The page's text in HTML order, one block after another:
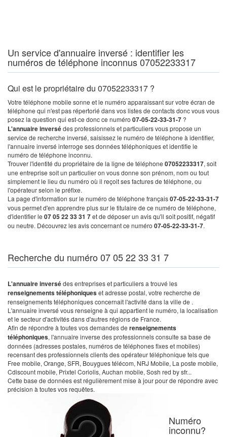
Un service d'annuaire inversé : identifier les
numéros de téléphone inconnus 07052233317
Qui est le propriétaire du 07052233317 ?
Votre téléphone mobile sonne et le numéro apparaissant sur votre écran de
téléphone qui n'est pas répertorié dans vos listes de contacts donc vous vous
posez la question qui est-ce donc ce numéro 07-05-22-33-31-7 ?
L'annuaire inversédes professionnels et particuliers vous propose un
service de recherche inversé, saisissez le numéro de téléphone à identifier,
l'annuaire inversé interroge ses données téléphoniques et identifie le
numéro de téléphone inconnu.
Trouver l'identité du propriétaire de la ligne de téléphone 07052233317, soit
une entreprise soit un particulier on vous donne son prénom, nom ou tout
simplement le lieu du numéro où il reçoit ses factures de téléphone, ou
l'opérateur selon le préfixe.
La page d'information sur le numéro de téléphone français07-05-22-33-31-7
vous permet d'en apprendre plus sur le titulaire de ce numéro de téléphone,
d'identifier le 07 05 22 33 31 7et de déposer un avis qu'il soit positif, négatif
ou neutre. Découvrez les avis concernant ce numéro 07-05-22-33-31-7.
Recherche du numéro 07 05 22 33 31 7
L'annuaire inversédes entreprises et particuliers a trouvé les
renseignements téléphoniqueset adresse postal, votre recherche de
renseignements téléphoniques concernait l'activité dans la ville de .
L'annuaire inversé vous renseigne à qui appartient le numéro, la localisation
et le secteur d'activités dans d'autres régions de France.
Afin de répondre à toutes vos demandes de renseignements
téléphoniques, l'annuaire inverse des professionnels consulte sa base de
données (adresses postales, numéros de téléphones fixes et mobiles)
recensant des professionnels clients des opérateur téléphonique tels que
Free mobile, Orange, SFR, Bouygues télécom, NRJ Mobile, La poste mobile,
Cdiscount mobile, Prixtel Coriolis, Auchan mobile, Sosh red by sfr...
Cette base de données est régulièrement mise à jour pour de répondre avec
précision à toutes vos requêtes.
Numéro
inconnu?